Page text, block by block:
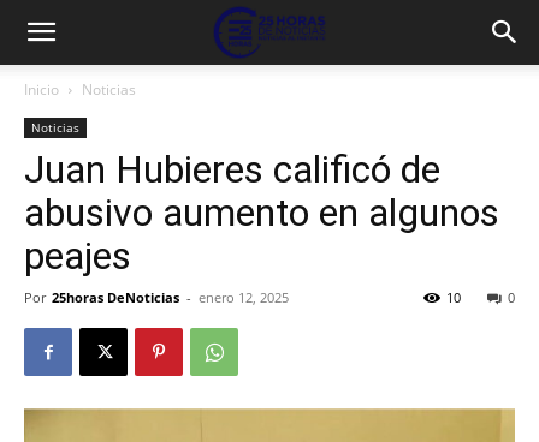
Inicio Noticias
Noticias
Juan Hubieres calificó de
abusivo aumento en algunos
peajes
Por 25horas DeNoticias - enero 12, 2025 0
10